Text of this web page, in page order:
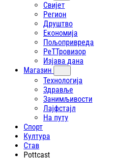
Свијет
Регион
Друштво
Економија
Пољопривреда
РеТТровизор
Изјава дана
Магазин
Технологија
Здравље
Занимљивости
Лајфстajл
На путу
Спорт
Култура
Став
Pottcast